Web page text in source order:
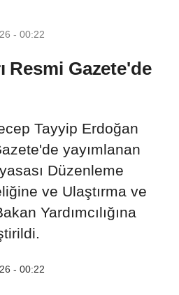
- 00:22
Resmi Gazete'de
Tayyip Erdoğan
yayımlanan
Düzenleme
ve Ulaştırma ve
Yardımcılığına
- 00:22